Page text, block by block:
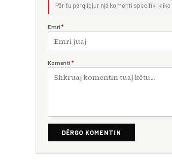
Për t'u përgjigjur një komenti specifik,
Emri *
Komenti *
DËRGO KOMENTIN